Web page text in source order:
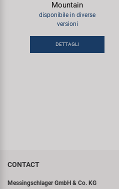
Mountain
disponibile in diverse
versioni
DETTAGLI
CONTACT
Messingschlager GmbH & Co. KG